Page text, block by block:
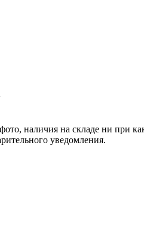
наличия на складе ни при
уведомления.